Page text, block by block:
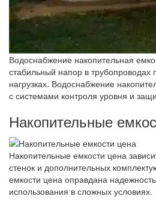
Водоснабжение накопительная
стабильный напор в
нагрузках. Водоснабжение
с системами контроля уровня и
Накопительные
Накопительные емкости цена
стенок и дополнительных
емкости цена оправдана
использования в сложных условиях.